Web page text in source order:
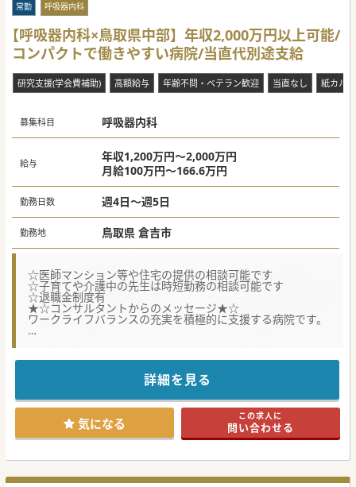
常勤 呼吸器内科
【呼吸器内科×鳥取県中部】年収2,000万円以上可能/
コンパクトで働きやすい病院/当直代別途支給
研究支援(学会費補助) 高額給与 年齢不問・ベテラン歓迎 当直なし 紙カルテ
募集科目 呼吸器内科
給与
年収1,200万円～2,000万円
月給100万円～166.6万円
勤務日数 週4日～週5日
勤務地 鳥取県 倉吉市
☆医師マンション等や住宅の提供の相談可能です
☆子育てや介護中の先生は時短勤務の相談可能です
☆退職金制度有
★☆コンサルタントからのメッセージ★☆
ワークライフバランスの充実を積極的に支援する病院です。
詳細を見る
気になる この求人に
問い合わせる